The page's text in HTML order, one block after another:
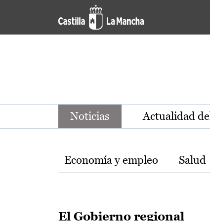
Pasar al contenido principal
Noticias de la región de
Noticias Actualidad
Temas
Economía y empleo Salud
El Gobierno regional